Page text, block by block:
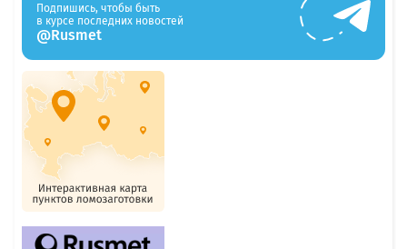
Подпишись, чтобы быть
в курсе последних новостей
@Rusmet